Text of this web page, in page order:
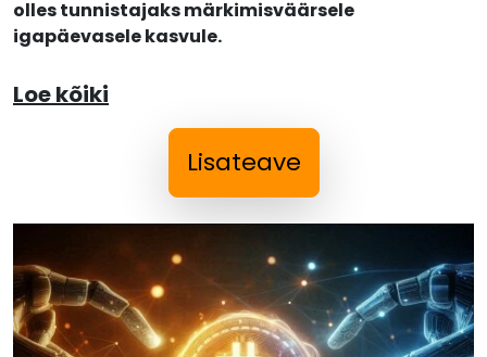
olles tunnistajaks märkimisväärsele
igapäevasele kasvule.
Loe kõiki
Lisateave